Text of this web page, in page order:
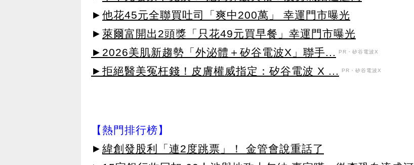
► 他花45元全聯買吐司「爽中200萬」 幸運門市曝光
► 萊爾富開出2頭獎「只花49元買早餐」幸運門市曝光
►2026美肌新趨勢「外泌體＋矽谷電波X」聯手...
PR・矽谷電波X
►拒絕醫美冤枉錢！皮膚權威指定：矽谷電波 X ... PR・矽谷電波X
【熱門排行榜】
► 緯創發股利「連2度跳票」！ 金管會說重話了